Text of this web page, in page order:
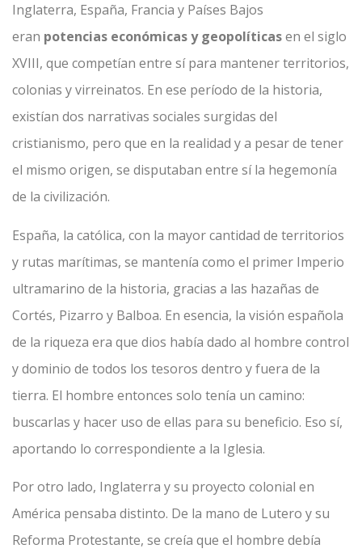
Inglaterra, España, Francia y Países Bajos
eran potencias económicas y geopolíticasen el siglo
XVIII, que competían entre sí para mantener territorios,
colonias y virreinatos. En ese período de la historia,
existían dos narrativas sociales surgidas del
cristianismo, pero que en la realidad y a pesar de tener
el mismo origen, se disputaban entre sí la hegemonía
de la civilización.
España, la católica, con la mayor cantidad de territorios
y rutas marítimas, se mantenía como el primer Imperio
ultramarino de la historia, gracias a las hazañas de
Cortés, Pizarro y Balboa. En esencia, la visión española
de la riqueza era que dios había dado al hombre control
y dominio de todos los tesoros dentro y fuera de la
tierra. El hombre entonces solo tenía un camino:
buscarlas y hacer uso de ellas para su beneficio. Eso sí,
aportando lo correspondiente a la Iglesia.
Por otro lado, Inglaterra y su proyecto colonial en
América pensaba distinto. De la mano de Lutero y su
Reforma Protestante, se creía que el hombre debía